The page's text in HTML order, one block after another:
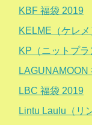
KBF 福袋 2019
KELME（ケレ
KP（ニットプ
LAGUNAMOON
LBC 福袋 2019
Lintu Laulu（リ